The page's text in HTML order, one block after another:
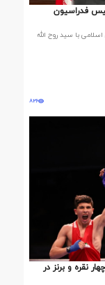
فدراسیون
در مجلس شورای اسلامی با سید روح الله
826
نقره و برنز در